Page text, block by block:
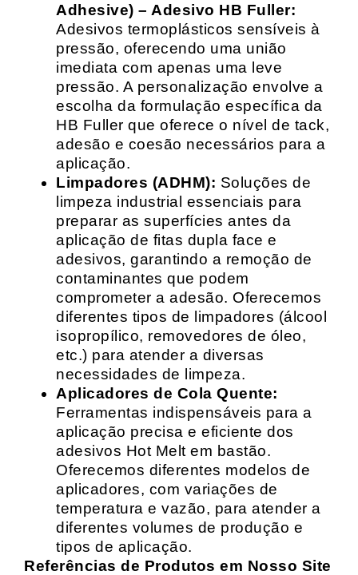
Adhesive) – Adesivo HB Fuller:
Adesivos termoplásticos sensíveis à
pressão, oferecendo uma união
imediata com apenas uma leve
pressão. A personalização envolve a
escolha da formulação específica da
HB Fuller que oferece o nível de tack,
adesão e coesão necessários para a
aplicação.
Limpadores (ADHM): Soluções de
limpeza industrial essenciais para
preparar as superfícies antes da
aplicação de fitas dupla face e
adesivos, garantindo a remoção de
contaminantes que podem
comprometer a adesão. Oferecemos
diferentes tipos de limpadores (álcool
isopropílico, removedores de óleo,
etc.) para atender a diversas
necessidades de limpeza.
Aplicadores de Cola Quente:
Ferramentas indispensáveis para a
aplicação precisa e eficiente dos
adesivos Hot Melt em bastão.
Oferecemos diferentes modelos de
aplicadores, com variações de
temperatura e vazão, para atender a
diferentes volumes de produção e
tipos de aplicação.
Referências de Produtos em Nosso Site